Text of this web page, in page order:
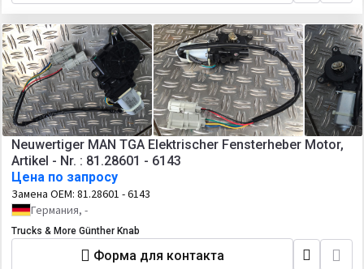
Neuwertiger MAN TGA Elektrischer Fensterheber Motor,
Artikel - Nr. : 81.28601 - 6143
Цена по запросу
Замена OEM: 81.28601 - 6143
Германия, -
Trucks & More Günther Knab
Форма для контакта